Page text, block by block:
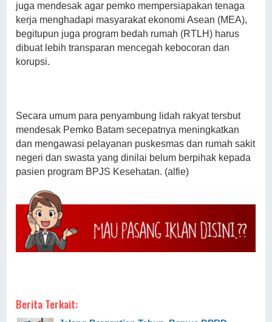
juga mendesak agar pemko mempersiapakan tenaga
kerja menghadapi masyarakat ekonomi Asean (MEA),
begitupun juga program bedah rumah (RTLH) harus
dibuat lebih transparan mencegah kebocoran dan
korupsi.
Secara umum para penyambung lidah rakyat tersbut
mendesak Pemko Batam secepatnya meningkatkan
dan mengawasi pelayanan puskesmas dan rumah sakit
negeri dan swasta yang dinilai belum berpihak kepada
pasien program BPJS Kesehatan. (alfie)
Berita Terkait: